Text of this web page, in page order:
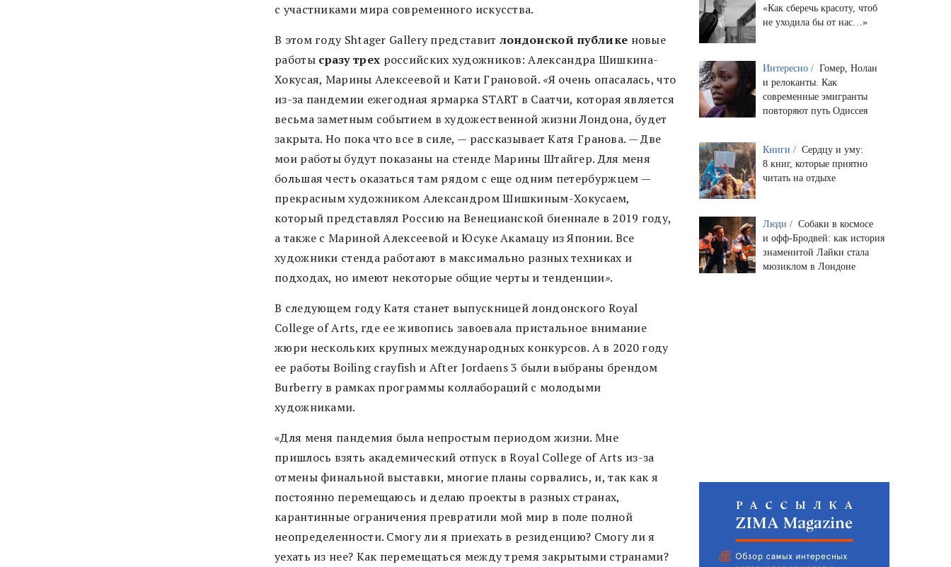
с участниками мира современного искусства.
В этом году Shtager Gallery представит лондонской публике новые
работысразу трех российских художников: Александра Шишкина-
Хокусая, Марины Алексеевой и Кати Грановой. «Я очень опасалась, что
из-за пандемии ежегодная ярмарка START в Саатчи, которая является
весьма заметным событием в художественной жизни Лондона, будет
закрыта. Но пока что все в силе, — рассказывает Катя Гранова. — Две
мои работы будут показаны на стенде Марины Штайгер. Для меня
большая честь оказаться там рядом с еще одним петербуржцем —
прекрасным художником Александром Шишкиным-Хокусаем,
который представлял Россию на Венецианской биеннале в 2019 году,
а также с Мариной Алексеевой и Юсуке Акамацу из Японии. Все
художники стенда работают в максимально разных техниках и
подходах, но имеют некоторые общие черты и тенденции».
В следующем году Катя станет выпускницей лондонского Royal
College of Arts, где ее живопись завоевала пристальное внимание
жюри нескольких крупных международных конкурсов. А в 2020 году
ее работы Boiling crayfish и After Jordaens 3 были выбраны брендом
Burberry в рамках программы коллабораций с молодыми
художниками.
«Для меня пандемия была непростым периодом жизни. Мне
пришлось взять академический отпуск в Royal College of Arts из-за
отмены финальной выставки, многие планы сорвались, и, так как я
постоянно перемещаюсь и делаю проекты в разных странах,
карантинные ограничения превратили мой мир в поле полной
неопределенности. Смогу ли я приехать в резиденцию? Смогу ли я
уехать из нее? Как перемещаться между тремя закрытыми странами?
«Как сберечь красоту, чтоб
не уходила бы от нас…»
Интересно / Гомер, Нолан
и релоканты. Как
современные эмигранты
повторяют путь Одиссея
Книги / Сердцу и уму:
8 книг, которые приятно
читать на отдыхе
Люди / Собаки в космосе
и офф-Бродвей: как история
знаменитой Лайки стала
мюзиклом в Лондоне